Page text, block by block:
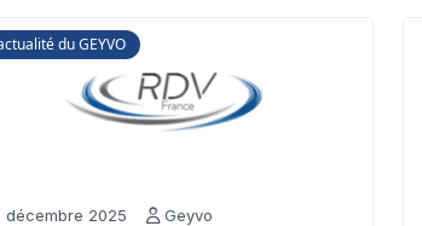
du GEYVO
2025 Geyvo